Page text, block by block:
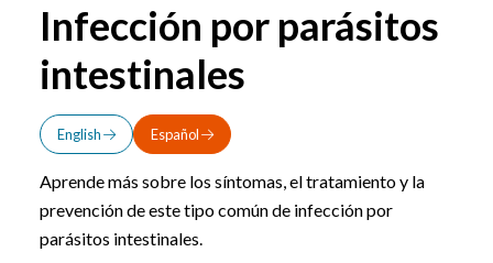
Infección por parásitos
intestinales
English Español
Aprende más sobre los síntomas, el tratamiento y la
prevención de este tipo común de infección por
parásitos intestinales.